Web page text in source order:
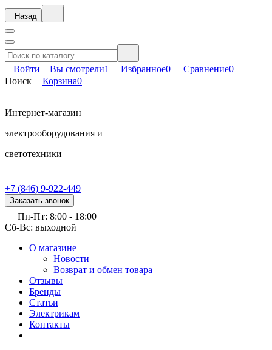
Назад
Войти Вы смотрели1 Избранное0 Сравнение0
Поиск
Корзина0
Интернет-магазин
электрооборудования и
светотехники
+7 (846) 9-922-449
Заказать звонок
Пн-Пт: 8:00 - 18:00
Сб-Вс: выходной
О магазине
Новости
Возврат и обмен товара
Отзывы
Бренды
Статьи
Электрикам
Контакты